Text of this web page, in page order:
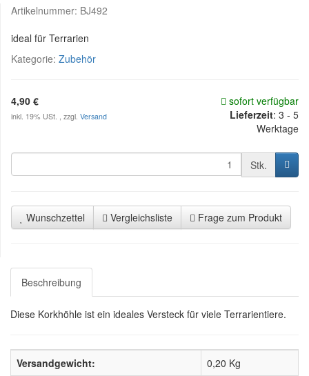
Artikelnummer: BJ492
ideal für Terrarien
Kategorie: Zubehör
4,90 €
inkl. 19% USt. , zzgl. Versand
sofort verfügbar
Lieferzeit: 3 - 5
Werktage
Stk.
Wunschzettel Vergleichsliste Frage zum Produkt
Beschreibung
Diese Korkhöhle ist ein ideales Versteck für viele Terrarientiere.
Versandgewicht:
0,20 Kg